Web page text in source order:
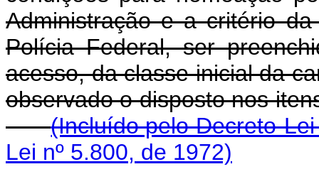
Administração e a critério
Polícia Federal, ser
acesso, da classe inicial da
observado o disposto nos
(Incluído pelo Decreto-
Lei nº 5.800, de 1972)